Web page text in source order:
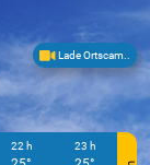
Lade Ortscam..
22 h 23 h